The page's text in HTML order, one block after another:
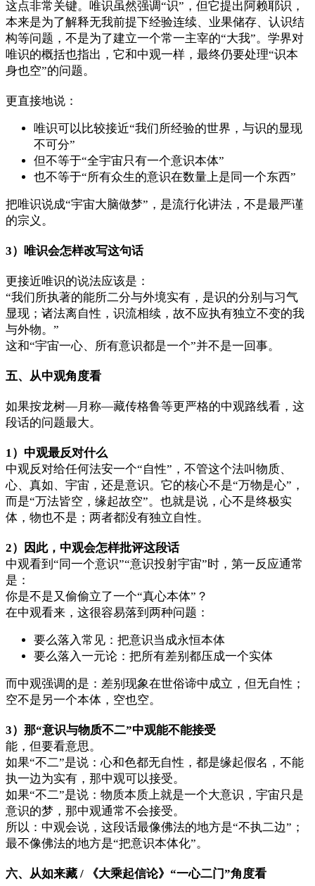
这点非常关键。唯识虽然强调“识”，但它提出阿赖耶识，
本来是为了解释无我前提下经验连续、业果储存、认识结
构等问题，不是为了建立一个常一主宰的“大我”。学界对
唯识的概括也指出，它和中观一样，最终仍要处理“识本
身也空”的问题。
更直接地说：
唯识可以比较接近“我们所经验的世界，与识的显现
不可分”
但不等于“全宇宙只有一个意识本体”
也不等于“所有众生的意识在数量上是同一个东西”
把唯识说成“宇宙大脑做梦”，是流行化讲法，不是最严谨
的宗义。
3）唯识会怎样改写这句话
更接近唯识的说法应该是：
“我们所执著的能所二分与外境实有，是识的分别与习气
显现；诸法离自性，识流相续，故不应执有独立不变的我
与外物。”
这和“宇宙一心、所有意识都是一个”并不是一回事。
五、从中观角度看
如果按龙树—月称—藏传格鲁等更严格的中观路线看，这
段话的问题最大。
1）中观最反对什么
中观反对给任何法安一个“自性”，不管这个法叫物质、
心、真如、宇宙，还是意识。它的核心不是“万物是心”，
而是“万法皆空，缘起故空”。也就是说，心不是终极实
体，物也不是；两者都没有独立自性。
2）因此，中观会怎样批评这段话
中观看到“同一个意识”“意识投射宇宙”时，第一反应通常
是：
你是不是又偷偷立了一个“真心本体”？
在中观看来，这很容易落到两种问题：
要么落入常见：把意识当成永恒本体
要么落入一元论：把所有差别都压成一个实体
而中观强调的是：差别现象在世俗谛中成立，但无自性；
空不是另一个本体，空也空。
3）那“意识与物质不二”中观能不能接受
能，但要看意思。
如果“不二”是说：心和色都无自性，都是缘起假名，不能
执一边为实有，那中观可以接受。
如果“不二”是说：物质本质上就是一个大意识，宇宙只是
意识的梦，那中观通常不会接受。
所以：中观会说，这段话最像佛法的地方是“不执二边”；
最不像佛法的地方是“把意识本体化”。
六、从如来藏 / 《大乘起信论》“一心二门”角度看